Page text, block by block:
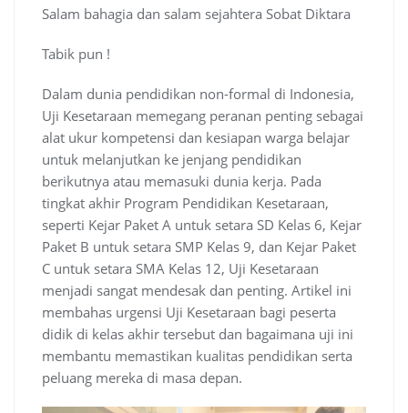
c
b
o
k
a
s
A
p
p
l
e
m
o
l
a
s
s
r
o
o
m
n
I
n
m
r
Salam bahagia dan salam sejahtera Sobat Diktara
Tabik pun !
Dalam dunia pendidikan non-formal di Indonesia,
Uji Kesetaraan memegang peranan penting sebagai
alat ukur kompetensi dan kesiapan warga belajar
untuk melanjutkan ke jenjang pendidikan
berikutnya atau memasuki dunia kerja. Pada
tingkat akhir Program Pendidikan Kesetaraan,
seperti Kejar Paket A untuk setara SD Kelas 6, Kejar
Paket B untuk setara SMP Kelas 9, dan Kejar Paket
C untuk setara SMA Kelas 12, Uji Kesetaraan
menjadi sangat mendesak dan penting. Artikel ini
membahas urgensi Uji Kesetaraan bagi peserta
didik di kelas akhir tersebut dan bagaimana uji ini
membantu memastikan kualitas pendidikan serta
peluang mereka di masa depan.